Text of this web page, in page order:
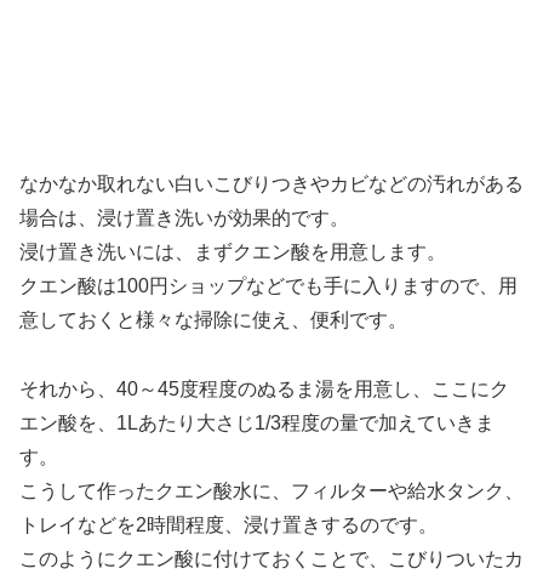
なかなか取れない白いこびりつきやカビなどの汚れがある
場合は、浸け置き洗いが効果的です。
浸け置き洗いには、まずクエン酸を用意します。
クエン酸は100円ショップなどでも手に入りますので、用
意しておくと様々な掃除に使え、便利です。
それから、40～45度程度のぬるま湯を用意し、ここにク
エン酸を、1Lあたり大さじ1/3程度の量で加えていきま
す。
こうして作ったクエン酸水に、フィルターや給水タンク、
トレイなどを2時間程度、浸け置きするのです。
このようにクエン酸に付けておくことで、こびりついたカ